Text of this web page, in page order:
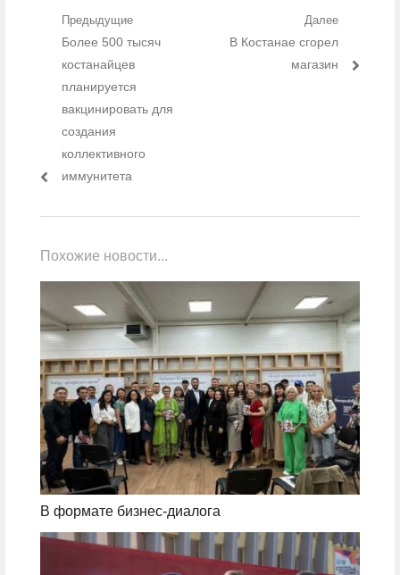
Навигация по записям
Предыдущие
Предыдущий пост:
Более 500 тысяч
костанайцев
планируется
вакцинировать для
создания
коллективного
иммунитета
Далее
Следующий пост:
В Костанае сгорел
магазин
Похожие новости...
В формате бизнес-диалога